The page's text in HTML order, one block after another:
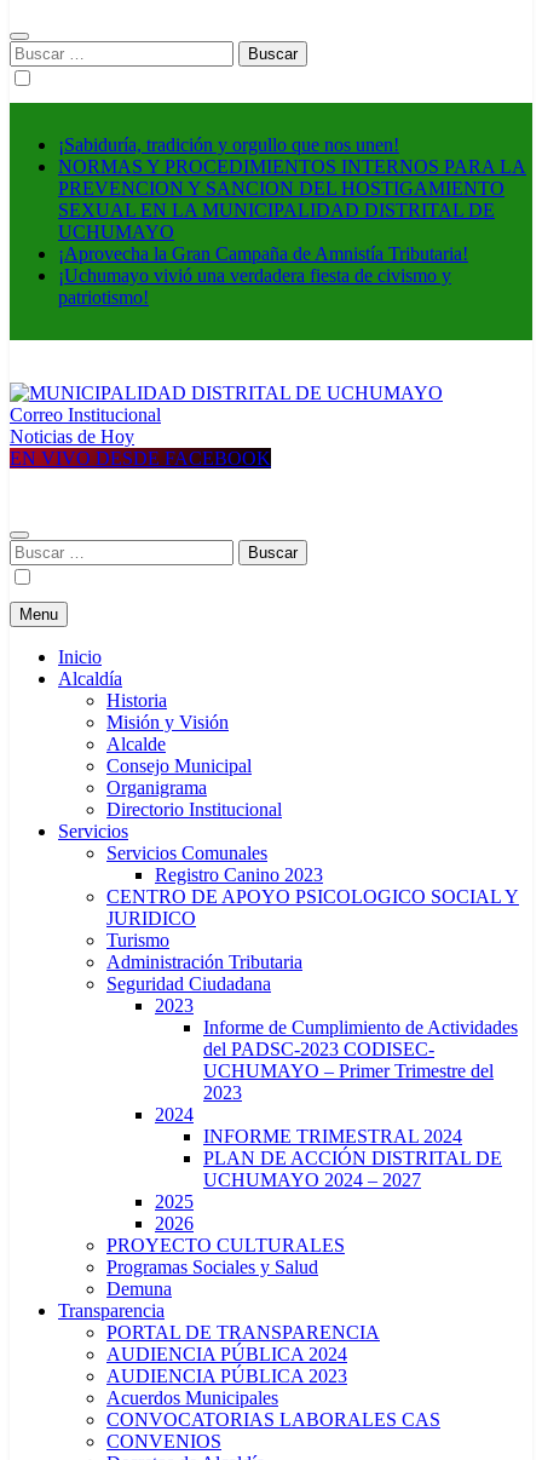
Buscar:
¡Sabiduría, tradición y orgullo que nos unen!
NORMAS Y PROCEDIMIENTOS INTERNOS PARA LA
PREVENCION Y SANCION DEL HOSTIGAMIENTO
SEXUAL EN LA MUNICIPALIDAD DISTRITAL DE
UCHUMAYO
¡Aprovecha la Gran Campaña de Amnistía Tributaria!
¡Uchumayo vivió una verdadera fiesta de civismo y
patriotismo!
MUNICIPALIDAD DISTRITAL DE UCHUMAYO
Construyendo una nueva Historia
Correo Institucional
Noticias de Hoy
EN VIVO DESDE FACEBOOK
Buscar:
Menu
Inicio
Alcaldía
Historia
Misión y Visión
Alcalde
Consejo Municipal
Organigrama
Directorio Institucional
Servicios
Servicios Comunales
Registro Canino 2023
CENTRO DE APOYO PSICOLOGICO SOCIAL Y
JURIDICO
Turismo
Administración Tributaria
Seguridad Ciudadana
2023
Informe de Cumplimiento de Actividades
del PADSC-2023 CODISEC-
UCHUMAYO – Primer Trimestre del
2023
2024
INFORME TRIMESTRAL 2024
PLAN DE ACCIÓN DISTRITAL DE
UCHUMAYO 2024 – 2027
2025
2026
PROYECTO CULTURALES
Programas Sociales y Salud
Demuna
Transparencia
PORTAL DE TRANSPARENCIA
AUDIENCIA PÚBLICA 2024
AUDIENCIA PÚBLICA 2023
Acuerdos Municipales
CONVOCATORIAS LABORALES CAS
CONVENIOS